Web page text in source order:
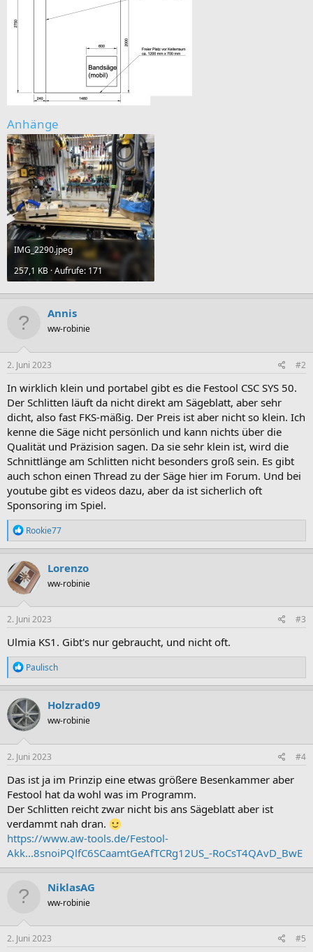
Anhänge
IMG_2290.jpeg
257,1 KB · Aufrufe: 171
Annis
ww-robinie
2. Juni 2023 #2
In wirklich klein und portabel gibt es die Festool CSC SYS 50.
Der Schlitten läuft da nicht direkt am Sägeblatt, aber sehr
dicht, also fast FKS-mäßig. Der Preis ist aber nicht so klein. Ich
kenne die Säge nicht persönlich und kann nichts über die
Qualität und Präzision sagen. Da sie sehr klein ist, wird die
Schnittlänge am Schlitten nicht besonders groß sein. Es gibt
auch schon einen Thread zu der Säge hier im Forum. Und bei
youtube gibt es videos dazu, aber da ist sicherlich oft
Sponsoring im Spiel.
R
e
a
k
t
i
o
n
e
:
Rookie77
Lorenzo
ww-robinie
2. Juni 2023 #3
Ulmia KS1. Gibt's nur gebraucht, und nicht oft.
R
e
a
k
t
i
o
n
e
Paulisch
Holzrad09
ww-robinie
2. Juni 2023 #4
Das ist ja im Prinzip eine etwas größere Besenkammer aber
Festool hat da wohl was im Programm.
Der Schlitten reicht zwar nicht bis ans Sägeblatt aber ist
verdammt nah dran.
https://www.aw-tools.de/Festool-
Akk...8snoiPQlfC6SCaamtGeAfTCRg12US_-RoCsT4QAvD_BwE
NiklasAG
ww-robinie
2. Juni 2023 #5